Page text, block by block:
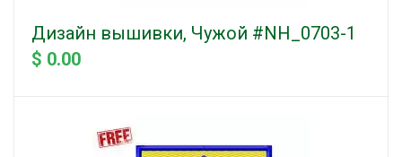
Дизайн вышивки, Чужой #NH_0703-1
$ 0.00